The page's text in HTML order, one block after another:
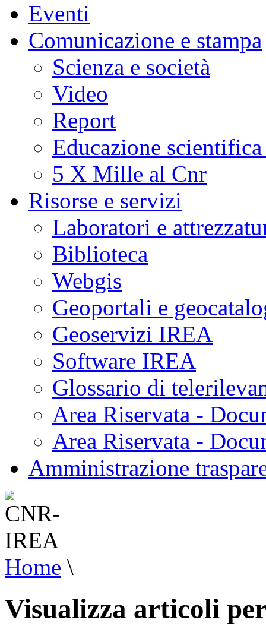
Eventi
Comunicazione e stampa
Scienza e società
Video
Report
Educazione
5 X Mille al Cnr
Risorse e servizi
Laboratori e
Biblioteca
Webgis
Geoportali e
Geoservizi IREA
Software IREA
Glossario di
Area Riservata -
Area Riservata -
Amministrazione
Home \
Visualizza articoli